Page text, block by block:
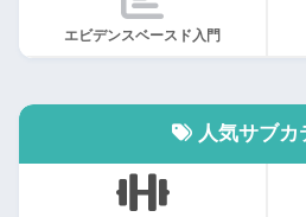
エビデンスベースド入門
人気サブカ